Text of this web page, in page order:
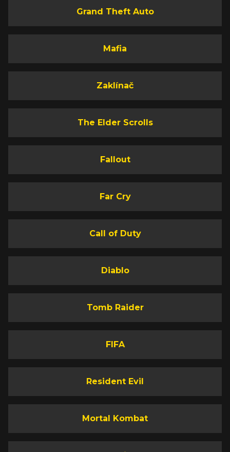
Grand Theft Auto
Mafia
Zaklínač
The Elder Scrolls
Fallout
Far Cry
Call of Duty
Diablo
Tomb Raider
FIFA
Resident Evil
Mortal Kombat